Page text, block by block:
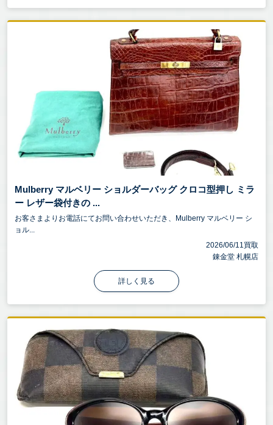
Mulberry マルベリー ショルダーバッグ クロコ型押し ミラ
ー レザー袋付きの ...
お客さまよりお電話にてお問い合わせいただき、Mulberry マルベリー シ
ョル...
2026/06/11買取
錬金堂 札幌店
詳しく見る